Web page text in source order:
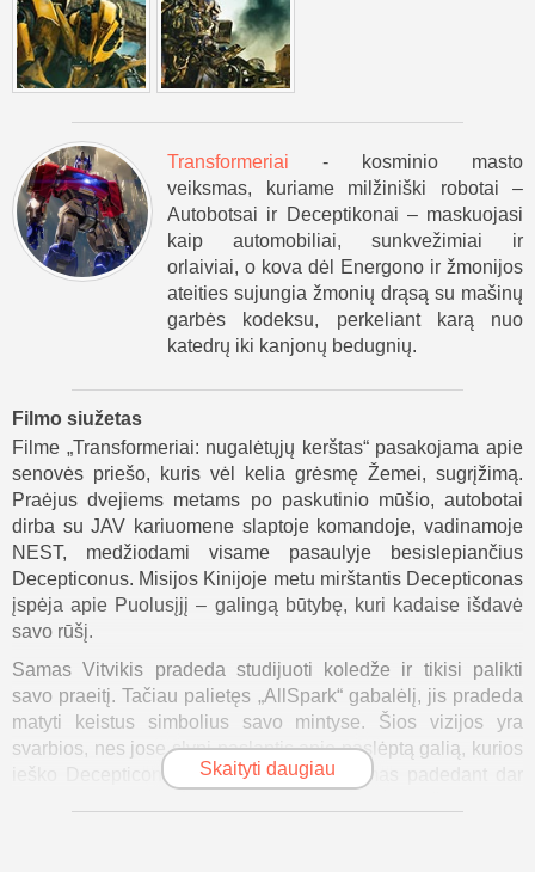
Transformeriai - kosminio masto
veiksmas, kuriame milžiniški robotai –
Autobotsai ir Deceptikonai – maskuojasi
kaip automobiliai, sunkvežimiai ir
orlaiviai, o kova dėl Energono ir žmonijos
ateities sujungia žmonių drąsą su mašinų
garbės kodeksu, perkeliant karą nuo
katedrų iki kanjonų bedugnių.
Filmo siužetas
Filme „Transformeriai: nugalėtųjų kerštas“ pasakojama apie
senovės priešo, kuris vėl kelia grėsmę Žemei, sugrįžimą.
Praėjus dvejiems metams po paskutinio mūšio, autobotai
dirba su JAV kariuomene slaptoje komandoje, vadinamoje
NEST, medžiodami visame pasaulyje besislepiančius
Decepticonus. Misijos Kinijoje metu mirštantis Decepticonas
įspėja apie Puolusįjį – galingą būtybę, kuri kadaise išdavė
savo rūšį.
Samas Vitvikis pradeda studijuoti koledže ir tikisi palikti
savo praeitį. Tačiau palietęs „AllSpark“ gabalėlį, jis pradeda
matyti keistus simbolius savo mintyse. Šios vizijos yra
svarbios, nes jose slypi paslaptis apie paslėptą galią, kurios
ieško Decepticonai. Megatronas prikeliamas padedant dar
Skaityti daugiau